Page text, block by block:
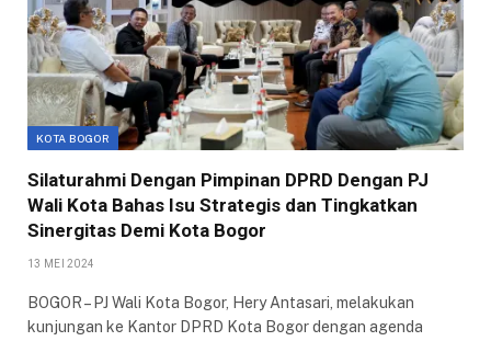
KOTA BOGOR
Silaturahmi Dengan Pimpinan DPRD Dengan PJ
Wali Kota Bahas Isu Strategis dan Tingkatkan
Sinergitas Demi Kota Bogor
13 MEI 2024
BOGOR – PJ Wali Kota Bogor, Hery Antasari, melakukan
kunjungan ke Kantor DPRD Kota Bogor dengan agenda